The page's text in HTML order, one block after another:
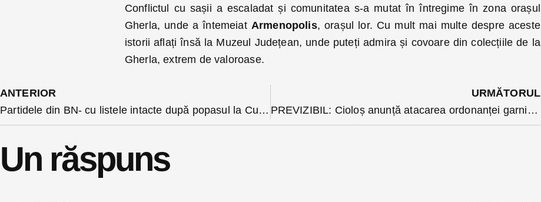
Conflictul cu sașii a escaladat și comunitatea s-a mutat în întregime în zona orașul
Gherla, unde a întemeiat Armenopolis, orașul lor. Cu mult mai multe despre aceste
istorii aflați însă la Muzeul Județean, unde puteți admira și covoare din colecțiile de la
Gherla, extrem de valoroase.
ANTERIOR
Partidele din BN- cu listele intacte după popasul la Curtea de Apel
URMĂTORUL
PREVIZIBIL: Cioloș anunță atacarea ordonanței garnisită cu majorări la CCR
Un răspuns